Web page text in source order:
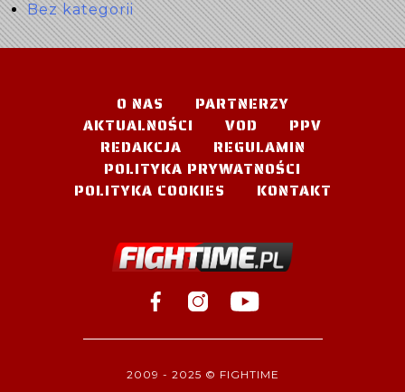
Bez kategorii
O NAS
PARTNERZY
AKTUALNOŚCI
VOD
PPV
REDAKCJA
REGULAMIN
POLITYKA PRYWATNOŚCI
POLITYKA COOKIES
KONTAKT
2009 - 2025 © FIGHTIME